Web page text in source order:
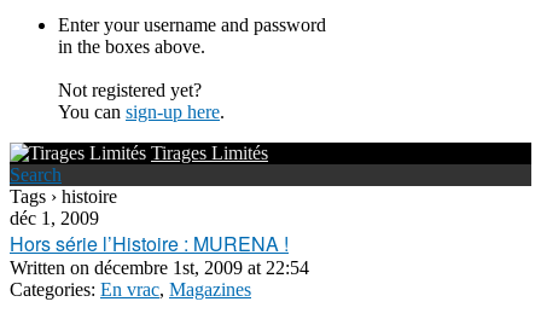
Enter your username and password
in the boxes above.
Not registered yet?
You can sign-up here.
Tirages Limités
Search
Tags › histoire
déc 1, 2009
Hors série l’Histoire : MURENA !
Written on décembre 1st, 2009 at 22:54
Categories: En vrac, Magazines